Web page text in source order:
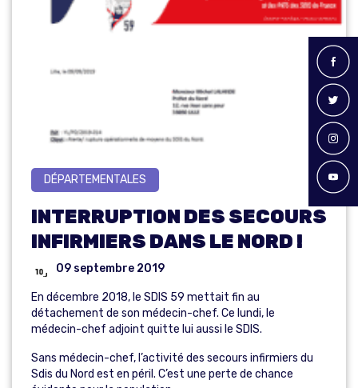
DÉPARTEMENTALES
INTERRUPTION DES SECOURS
INFIRMIERS DANS LE NORD !
09 septembre 2019
En décembre 2018, le SDIS 59 mettait fin au
détachement de son médecin-chef. Ce lundi, le
médecin-chef adjoint quitte lui aussi le SDIS.
Sans médecin-chef, l’activité des secours infirmiers du
Sdis du Nord est en péril. C’est une perte de chance